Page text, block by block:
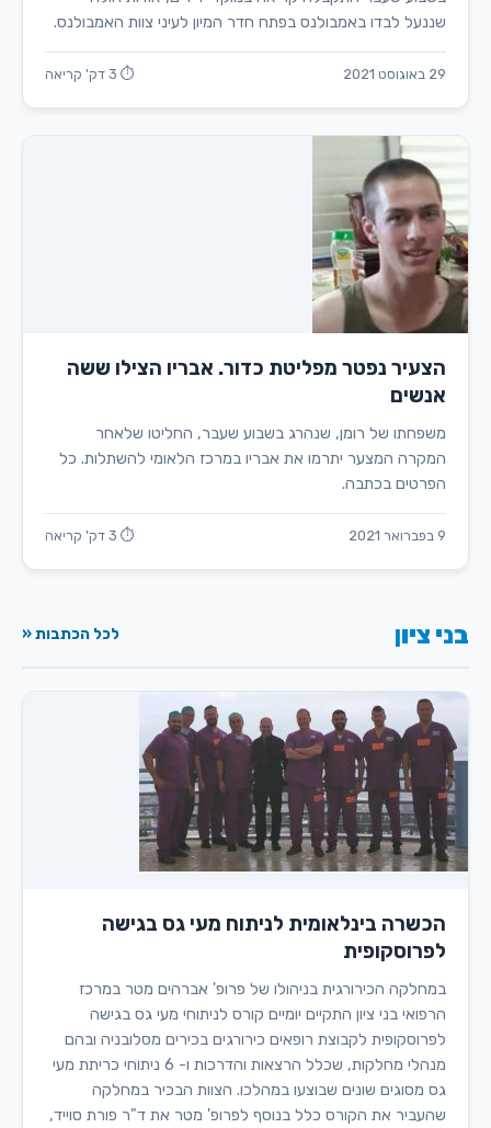
שננעל לבדו באמבולנס בפתח חדר המיון לעיני צוות האמבולנס.
29 באוגוסט 2021 ⏱ 3 דק' קריאה
הצעיר נפטר מפליטת כדור. אבריו הצילו ששה
אנשים
משפחתו של רומן, שנהרג בשבוע שעבר, החליטו שלאחר
המקרה המצער יתרמו את אבריו במרכז הלאומי להשתלות. כל
הפרטים בכתבה.
9 בפברואר 2021 ⏱ 3 דק' קריאה
בני ציון לכל הכתבות «
הכשרה בינלאומית לניתוח מעי גס בגישה
לפרוסקופית
במחלקה הכירורגית בניהולו של פרופ' אברהים מטר במרכז
הרפואי בני ציון התקיים יומיים קורס לניתוחי מעי גס בגישה
לפרוסקופית לקבוצת רופאים כירורגים בכירים מסלובניה ובהם
מנהלי מחלקות, שכלל הרצאות והדרכות ו- 6 ניתוחי כריתת מעי
גס מסוגים שונים שבוצעו במהלכו. הצוות הבכיר במחלקה
שהעביר את הקורס כלל בנוסף לפרופ' מטר את ד"ר פורת סוייד,